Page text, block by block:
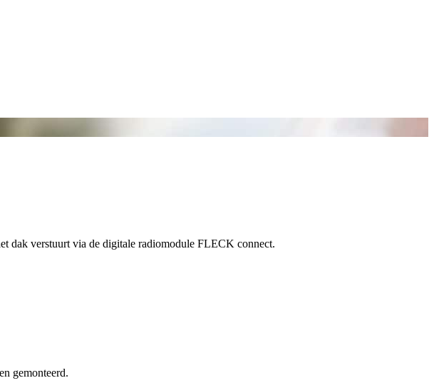
dak verstuurt via de digitale radiomodule FLECK connect.
gemonteerd.